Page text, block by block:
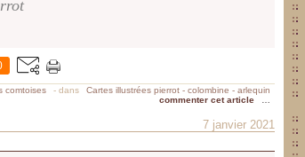
comtoises - dans
Cartes illustrées pierrot - colombine - arlequin
commenter cet article
7 janvier 2021